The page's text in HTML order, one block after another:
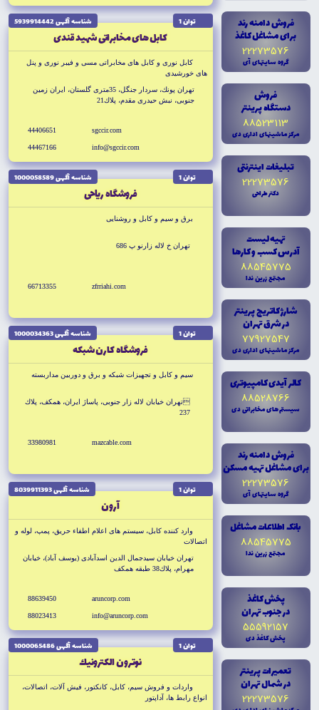
فروش دامنه رند
براى مشاغل کاغذ
22273576
گروه سايتهاى آى
فروش
دستگاه پرينتر
88523113
مرکز ماشينهاى ادارى دى
تبليغات اينترنتى
22273576
دکتر طراحى
تهيه ليست
آدرس کسب و کارها
88545775
مجتمع زرين ندا
شارژ کاتريج پرينتر
در شرق تهران
77927547
مرکز ماشينهاى ادارى دى
کالر آيدى کامپيوترى
88528766
سيستم هاى مخابراتى دى
فروش دامنه رند
براى مشاغل تهيه مسکن
22273576
گروه سايتهاى آى
بانک اطلاعات مشاغل
88545775
مجتمع زرين ندا
پخش کاغذ
در جنوب تهران
55592157
پخش کاغذ دى
تعميرات پرينتر
در شمال تهران
22273576
توان 1 شناسه آگهى 5939914442
كابل هاى مخابراتى شهيد قندى
كابل نورى و کابل هاى مخابراتى مسى و فيبر نورى و پنل
هاى خورشيدى
تهران پونك، سردار جنگل، 35مترى گلستان، ايران زمين
جنوبى، نبش حيدرى مقدم، پلاك21
sgccir.com
info@sgccir.com
44406651
44467166
توان 1 شناسه آگهى 1000058589
فروشگاه رياحى
برق و سيم و کابل و روشنايى
تهران خ لاله زارنو پ 686
zfrriahi.com
66713355
توان 1 شناسه آگهى 1000034363
فروشگاه كارن شبكه
سيم و کابل و تجهيزات شبکه و برق و دوربين مداربسته
تهران خيابان لاله زار جنوبى، پاساژ ايران، همكف، پلاك
237
mazcable.com
33980981
توان 1 شناسه آگهى 8039911393
آرون
وارد كننده کابل، سيستم هاى اعلام اطفاء حريق، پمپ، لوله و
اتصالات
تهران خيابان سيدجمال الدين اسدآبادى (يوسف آباد)، خيابان
مهرام، پلاك38 طبقه همكف
aruncorp.com
info@aruncorp.com
88639450
88023413
توان 1 شناسه آگهى 1000065486
نوترون الكترونيك
واردات و فروش سيم، کابل، کانکتور، فيش آلات، اتصالات،
انواع رابط ها، آداپتور